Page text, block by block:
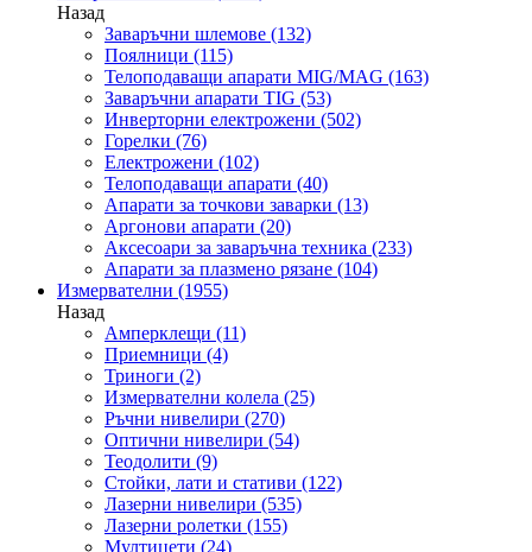
Назад
Заваръчни шлемове (132)
Поялници (115)
Телоподаващи апарати MIG/MAG (163)
Заваръчни апарати TIG (53)
Инверторни електрожени (502)
Горелки (76)
Електрожени (102)
Телоподаващи апарати (40)
Апарати за точкови заварки (13)
Аргонови апарати (20)
Аксесоари за заваръчна техника (233)
Апарати за плазмено рязане (104)
Измервателни (1955)
Назад
Амперклещи (11)
Приемници (4)
Триноги (2)
Измервателни колела (25)
Ръчни нивелири (270)
Оптични нивелири (54)
Теодолити (9)
Стойки, лати и стативи (122)
Лазерни нивелири (535)
Лазерни ролетки (155)
Мултицети (24)